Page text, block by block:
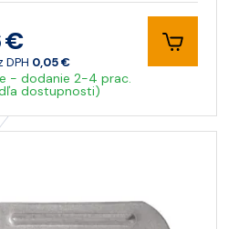
€
DPH 0,05 €
- dodanie 2-4 prac.
dostupnosti)